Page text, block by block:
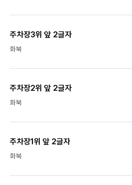
주차장3위 앞 2글자
화북
주차장2위 앞 2글자
화북
주차장1위 앞 2글자
화북